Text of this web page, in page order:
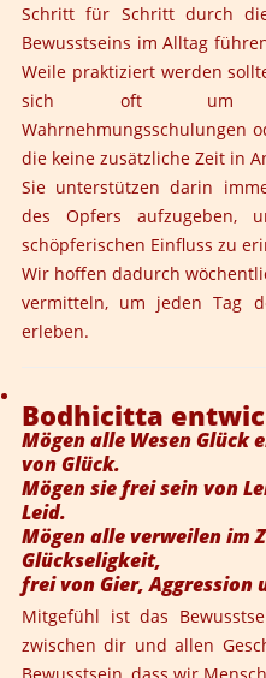
Schritt für Schritt durch
Bewusstseins im Alltag
Weile praktiziert werden
sich oft um
Wahrnehmungsschulungen
die keine zusätzliche Zeit in
Sie unterstützen darin
des Opfers aufzugeben,
schöpferischen Einfluss zu
Wir hoffen dadurch
vermitteln, um jeden Tag
erleben.
Bodhicitta
Mögen alle Wesen Glück
von Glück.
Mögen sie frei sein von
Leid.
Mögen alle verweilen im
Glückseligkeit,
frei von Gier, Aggression
Mitgefühl ist das
zwischen dir und allen